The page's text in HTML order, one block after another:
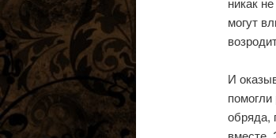
могут
И
обряда,